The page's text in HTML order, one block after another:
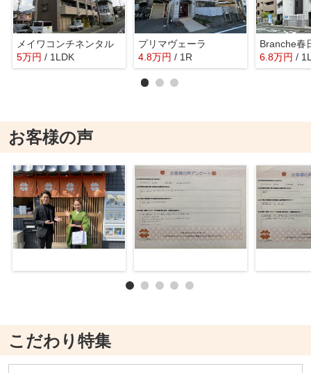
メイワコンチネンタル
5万円 / 1LDK
プリマヴェーラ
4.8万円 / 1R
Branche春
6.8万円 /
お客様の声
こだわり特集